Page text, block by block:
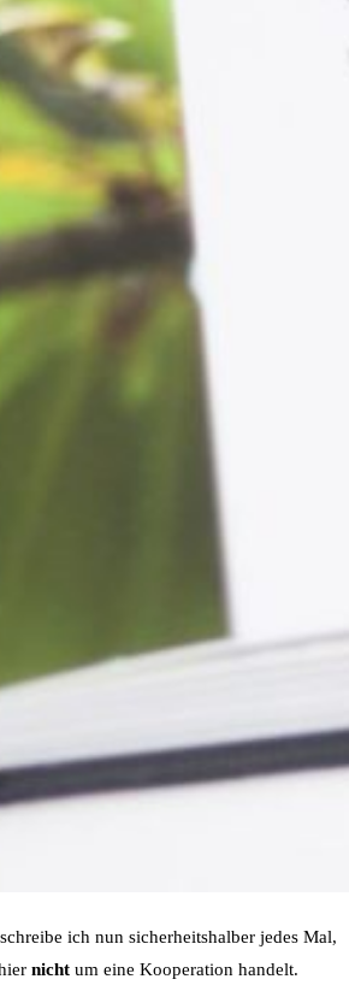
ich nun sicherheitshalber jedes Mal,
nicht um eine Kooperation handelt.